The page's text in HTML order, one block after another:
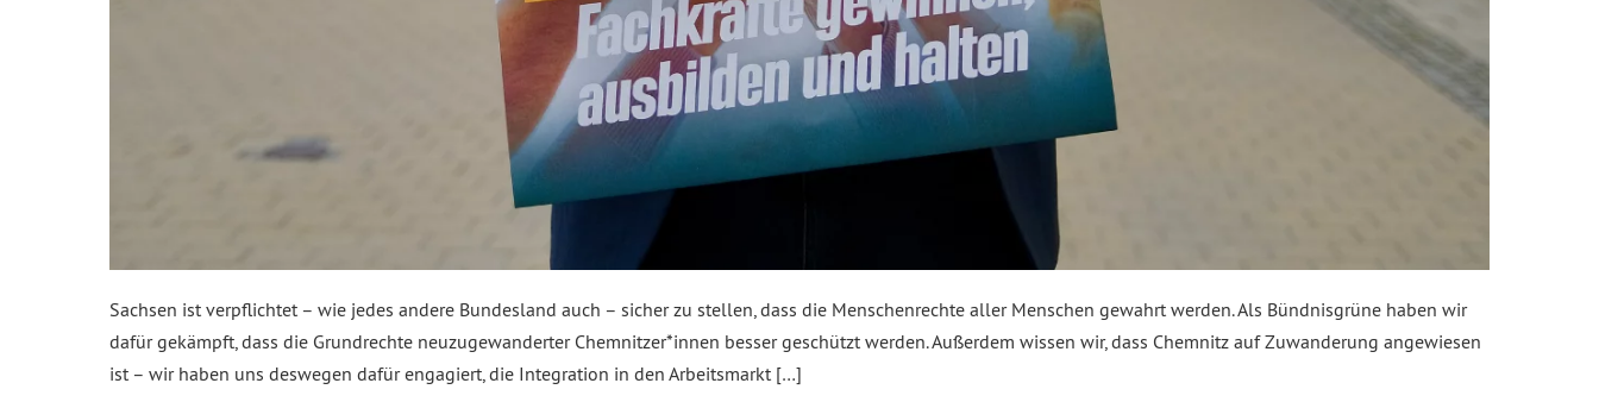
Sachsen ist verpflichtet – wie jedes andere Bundesland auch – sicher zu stellen, dass die Menschenrechte aller Menschen gewahrt werden. Als Bündnisgrüne haben wir
dafür gekämpft, dass die Grundrechte neuzugewanderter Chemnitzer*innen besser geschützt werden. Außerdem wissen wir, dass Chemnitz auf Zuwanderung angewiesen
ist – wir haben uns deswegen dafür engagiert, die Integration in den Arbeitsmarkt […]